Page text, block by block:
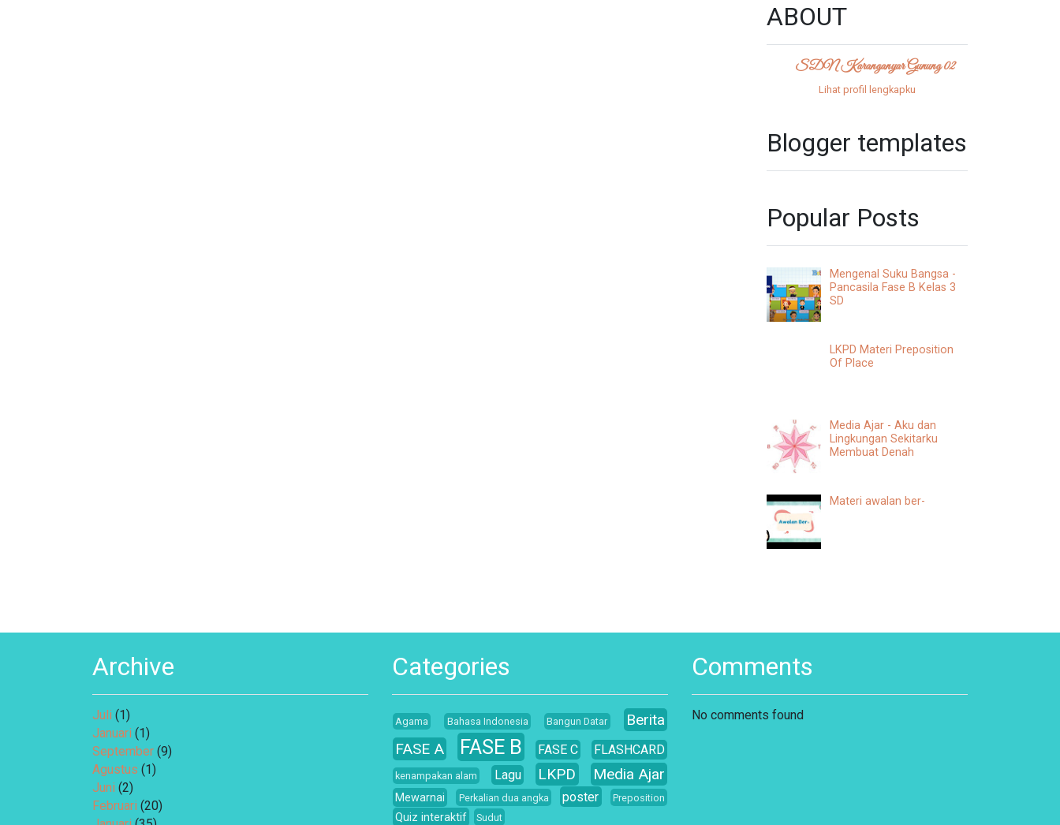
ABOUT
SDN Karanganyar Gunung 02
Lihat profil lengkapku
Blogger templates
Popular Posts
Mengenal Suku Bangsa -
Pancasila Fase B Kelas 3
SD
LKPD Materi Preposition
Of Place
Media Ajar - Aku dan
Lingkungan Sekitarku
Membuat Denah
Materi awalan ber-
Archive
Juli (1)
Januari (1)
September (9)
Agustus (1)
Juni (2)
Februari (20)
Categories
Agama Bahasa Indonesia Bangun Datar
Berita
FASE A
FASE B FASE C FLASHCARD
kenampakan alam Lagu LKPD Media Ajar
Mewarnai Perkalian dua angka poster Preposition
Quiz interaktif Sudut
Comments
No comments found